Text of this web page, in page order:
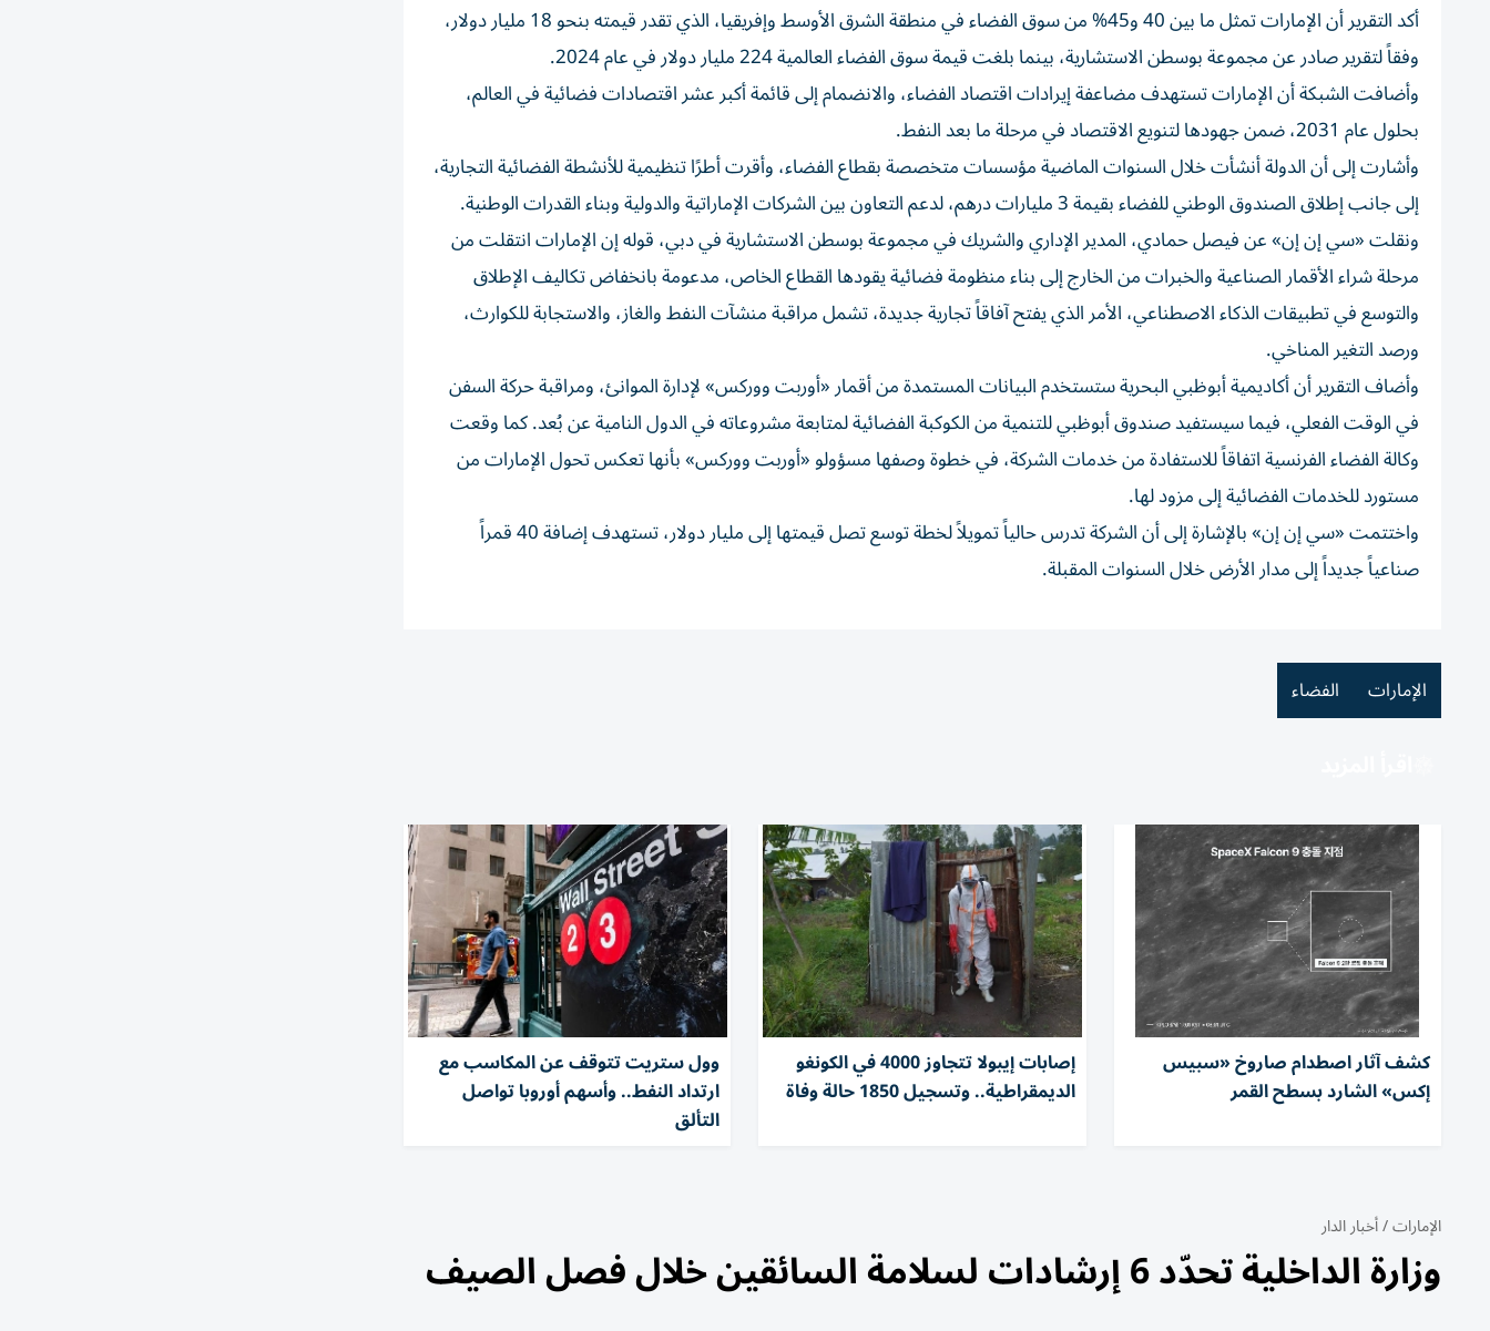
أكد التقرير أن الإمارات تمثل ما بين 40 و45% من سوق الفضاء في منطقة الشرق الأوسط وإفريقيا، الذي تقدر قيمته بنحو 18 مليار دولار،
وفقاً لتقرير صادر عن مجموعة بوسطن الاستشارية، بينما بلغت قيمة سوق الفضاء العالمية 224 مليار دولار في عام 2024.
وأضافت الشبكة أن الإمارات تستهدف مضاعفة إيرادات اقتصاد الفضاء، والانضمام إلى قائمة أكبر عشر اقتصادات فضائية في العالم،
بحلول عام 2031، ضمن جهودها لتنويع الاقتصاد في مرحلة ما بعد النفط.
وأشارت إلى أن الدولة أنشأت خلال السنوات الماضية مؤسسات متخصصة بقطاع الفضاء، وأقرت أطرًا تنظيمية للأنشطة الفضائية التجارية،
إلى جانب إطلاق الصندوق الوطني للفضاء بقيمة 3 مليارات درهم، لدعم التعاون بين الشركات الإماراتية والدولية وبناء القدرات الوطنية.
ونقلت «سي إن إن» عن فيصل حمادي، المدير الإداري والشريك في مجموعة بوسطن الاستشارية في دبي، قوله إن الإمارات انتقلت من
مرحلة شراء الأقمار الصناعية والخبرات من الخارج إلى بناء منظومة فضائية يقودها القطاع الخاص، مدعومة بانخفاض تكاليف الإطلاق
والتوسع في تطبيقات الذكاء الاصطناعي، الأمر الذي يفتح آفاقاً تجارية جديدة، تشمل مراقبة منشآت النفط والغاز، والاستجابة للكوارث،
ورصد التغير المناخي.
وأضاف التقرير أن أكاديمية أبوظبي البحرية ستستخدم البيانات المستمدة من أقمار «أوربت ووركس» لإدارة الموانئ، ومراقبة حركة السفن
في الوقت الفعلي، فيما سيستفيد صندوق أبوظبي للتنمية من الكوكبة الفضائية لمتابعة مشروعاته في الدول النامية عن بُعد. كما وقعت
وكالة الفضاء الفرنسية اتفاقاً للاستفادة من خدمات الشركة، في خطوة وصفها مسؤولو «أوربت ووركس» بأنها تعكس تحول الإمارات من
مستورد للخدمات الفضائية إلى مزود لها.
واختتمت «سي إن إن» بالإشارة إلى أن الشركة تدرس حالياً تمويلاً لخطة توسع تصل قيمتها إلى مليار دولار، تستهدف إضافة 40 قمراً
صناعياً جديداً إلى مدار الأرض خلال السنوات المقبلة.
الإمارات الفضاء
كشف آثار اصطدام صاروخ «سبيس
إكس» الشارد بسطح القمر
إصابات إيبولا تتجاوز 4000 في الكونغو
الديمقراطية.. وتسجيل 1850 حالة وفاة
وول ستريت تتوقف عن المكاسب مع
ارتداد النفط.. وأسهم أوروبا تواصل
التألق
الإمارات/أخبار الدار
وزارة الداخلية تحدّد 6 إرشادات لسلامة السائقين خلال فصل الصيف